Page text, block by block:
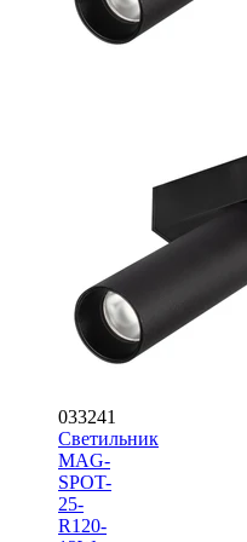
033241
Светильник
MAG-
SPOT-
25-
R120-